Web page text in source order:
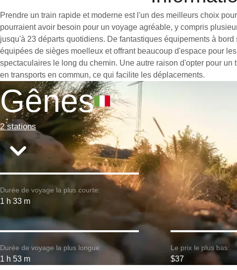
Prendre un train rapide et moderne est l'un des meilleurs choix
pourraient avoir besoin pour un voyage agréable, y compris
jusqu'à 23 départs quotidiens. De fantastiques équipements à
équipées de sièges moelleux et offrant beaucoup d'espace pour
spectaculaires le long du chemin. Une autre raison d'opter pour
en transports en commun, ce qui facilite les déplacements.
Gênes
2 stations
Durée de voyage la plus courte:
1 h 33 m
Durée de voyage la plus longue:
1 h 53 m
Le prix le plus bas:
$37